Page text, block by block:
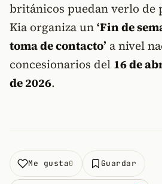
británicos puedan verlo de
Kia organiza un‘Fin de
toma de contacto’ a nivel
concesionarios del 16 de
de 2026.
Me gusta0 Guardar